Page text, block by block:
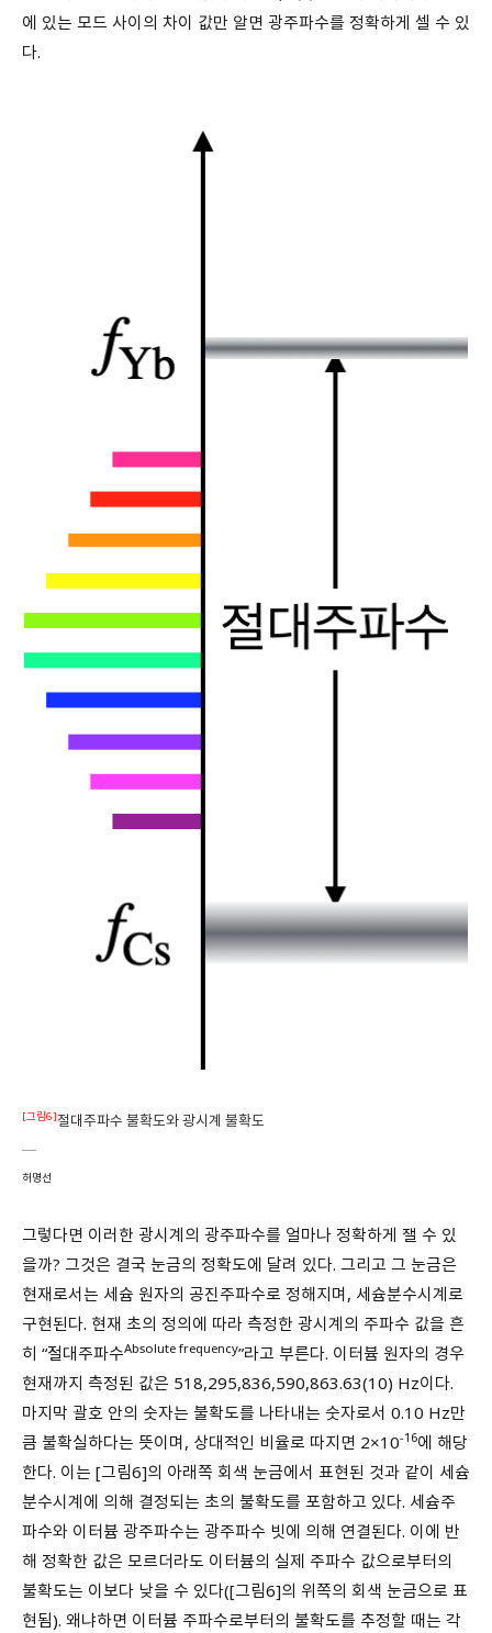
에 있는 모드 사이의 차이 값만 알면 광주파수를 정확하게 셀 수 있
다.
[그림6]절대주파수 불확도와 광시계 불확도
허명선
그렇다면 이러한 광시계의 광주파수를 얼마나 정확하게 잴 수 있
을까? 그것은 결국 눈금의 정확도에 달려 있다. 그리고 그 눈금은
현재로서는 세슘 원자의 공진주파수로 정해지며, 세슘분수시계로
구현된다. 현재 초의 정의에 따라 측정한 광시계의 주파수 값을 흔
히 “절대주파수Absolute frequency”라고 부른다. 이터븀 원자의 경우
현재까지 측정된 값은 518,295,836,590,863.63(10) Hz이다.
마지막 괄호 안의 숫자는 불확도를 나타내는 숫자로서 0.10 Hz만
큼 불확실하다는 뜻이며, 상대적인 비율로 따지면 2×10-16에 해당
한다. 이는 [그림6]의 아래쪽 회색 눈금에서 표현된 것과 같이 세슘
분수시계에 의해 결정되는 초의 불확도를 포함하고 있다. 세슘주
파수와 이터븀 광주파수는 광주파수 빗에 의해 연결된다. 이에 반
해 정확한 값은 모르더라도 이터븀의 실제 주파수 값으로부터의
불확도는 이보다 낮을 수 있다([그림6]의 위쪽의 회색 눈금으로 표
현됨). 왜냐하면 이터븀 주파수로부터의 불확도를 추정할 때는 각